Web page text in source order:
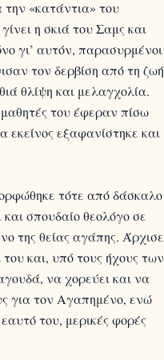
την «κατάντια» του
η σκιά του Σαμς και
γι’ αυτόν, παρασυρμένοι
τον δερβίση από τη ζωή
θλίψη και μελαγχολία.
του έφεραν πίσω
εκείνος εξαφανίστηκε και
τότε από δάσκαλο
σπουδαίο θεολόγο σε
της θείας αγάπης. Άρχισε
του και, υπό τους ήχους των
να χορεύει και να
για τον Αγαπημένο, ενώ
του, μερικές φορές